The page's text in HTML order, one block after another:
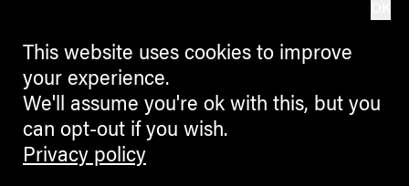
This website uses cookies to improve
your experience.
We'll assume you're ok with this, but you
can opt-out if you wish.
Privacy policy